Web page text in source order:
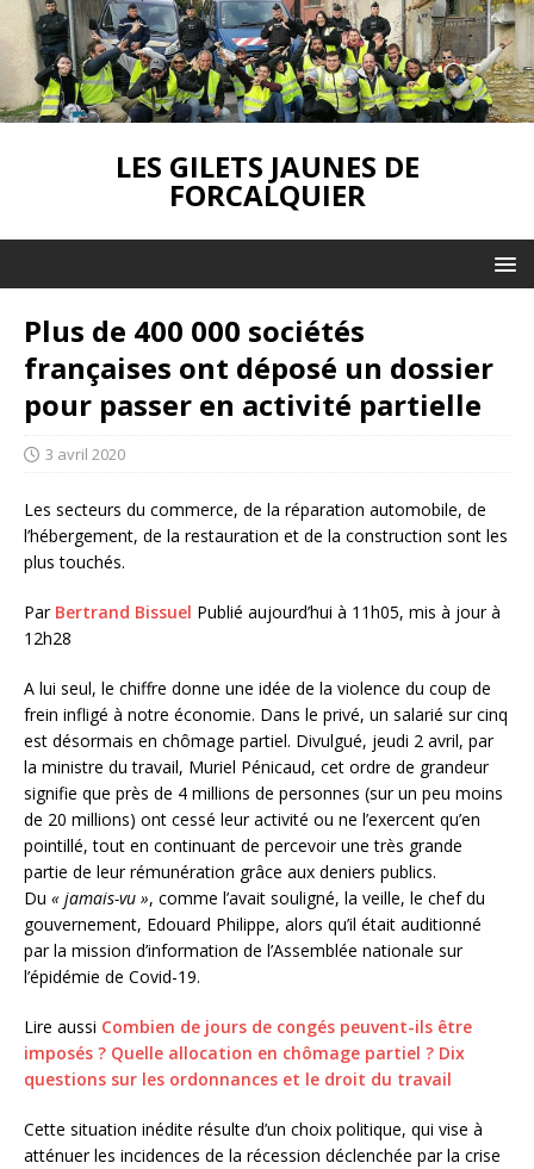
LES GILETS JAUNES DE
FORCALQUIER
Plus de 400 000 sociétés
françaises ont déposé un dossier
pour passer en activité partielle
3 avril 2020
Les secteurs du commerce, de la réparation automobile, de
l’hébergement, de la restauration et de la construction sont les
plus touchés.
Par Bertrand Bissuel Publié aujourd’hui à 11h05, mis à jour à
12h28
A lui seul, le chiffre donne une idée de la violence du coup de
frein infligé à notre économie. Dans le privé, un salarié sur cinq
est désormais en chômage partiel. Divulgué, jeudi 2 avril, par
la ministre du travail, Muriel Pénicaud, cet ordre de grandeur
signifie que près de 4 millions de personnes (sur un peu moins
de 20 millions) ont cessé leur activité ou ne l’exercent qu’en
pointillé, tout en continuant de percevoir une très grande
partie de leur rémunération grâce aux deniers publics.
Du « jamais-vu », comme l’avait souligné, la veille, le chef du
gouvernement, Edouard Philippe, alors qu’il était auditionné
par la mission d’information de l’Assemblée nationale sur
l’épidémie de Covid-19.
Lire aussi Combien de jours de congés peuvent-ils être
imposés ? Quelle allocation en chômage partiel ? Dix
questions sur les ordonnances et le droit du travail
Cette situation inédite résulte d’un choix politique, qui vise à
atténuer les incidences de la récession déclenchée par la crise